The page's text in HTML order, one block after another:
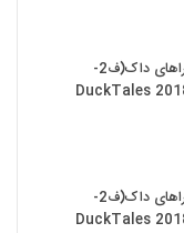
انیمیشن ماجراهای داک(ف2-
انیمیشن ماجراهای داک(ف2-